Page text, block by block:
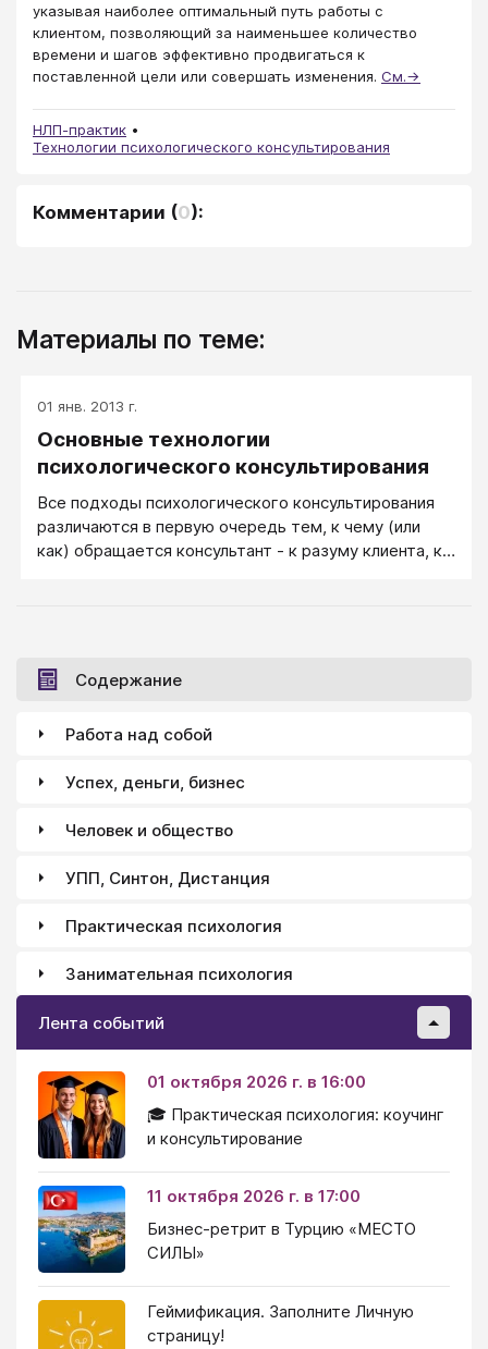
указывая наиболее оптимальный путь работы с
клиентом, позволяющий за наименьшее количество
времени и шагов эффективно продвигаться к
поставленной цели или совершать изменения. См.→
НЛП-практик
Технологии психологического консультирования
Комментарии (0):
Материалы по теме:
01 янв. 2013 г.
Основные технологии
психологического консультирования
Все подходы психологического консультирования
различаются в первую очередь тем, к чему (или
как) обращается консультант - к разуму клиента, к
состояния) - Суггестивное воздействие. С другой
стороны, есть три разные ситуации консультанта...
Содержание
Работа над собой
Успех, деньги, бизнес
Человек и общество
УПП, Синтон, Дистанция
Практическая психология
Занимательная психология
Лента событий
01 октября 2026 г. в 16:00
🎓 Практическая психология: коучинг
и консультирование
11 октября 2026 г. в 17:00
Бизнес-ретрит в Турцию «МЕСТО
СИЛЫ»
Геймификация. Заполните Личную
страницу!